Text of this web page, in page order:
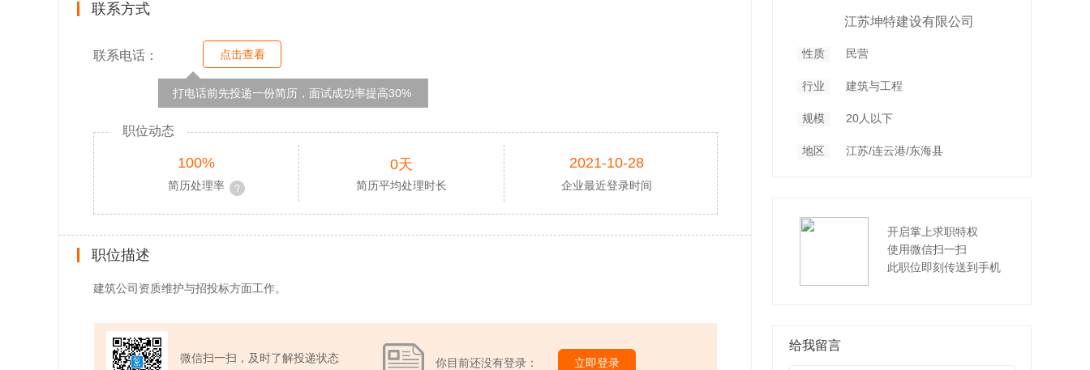
联系方式
联系电话： 点击查看
打电话前先投递一份简历，面试成功率提高30%
职位动态
100%
简历处理率
0天
简历平均处理时长
2021-10-28
企业最近登录时间
职位描述
建筑公司资质维护与招投标方面工作。
微信扫一扫，及时了解投递状态 你目前还没有登录： 立即登录
江苏坤特建设有限公司
性质 民营
行业 建筑与工程
规模 20人以下
地区 江苏/连云港/东海县
开启掌上求职特权
使用微信扫一扫
此职位即刻传送到手机
给我留言